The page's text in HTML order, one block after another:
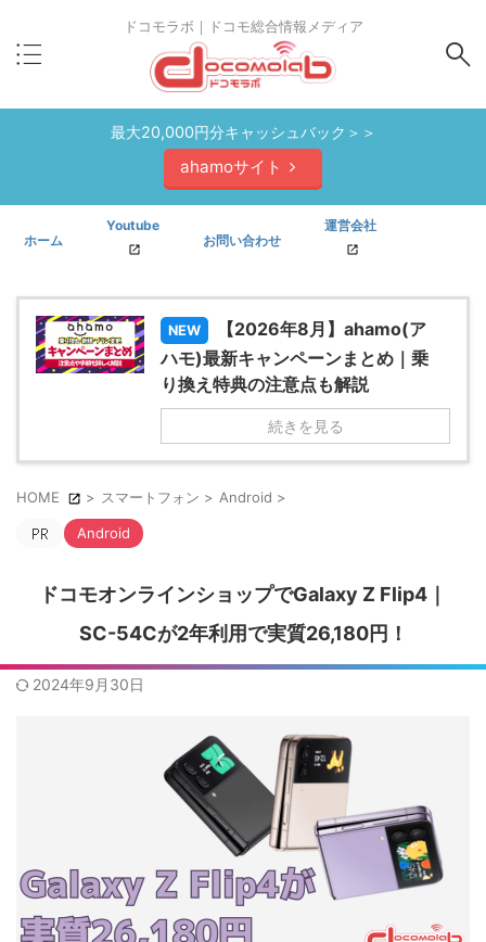
ドコモラボ｜ドコモ総合情報メディア
最大20,000円分キャッシュバック＞＞
ahamoサイト
ホーム
Youtube
お問い合わせ
運営会社
NEW
【2026年8月】ahamo(ア
ハモ)最新キャンペーンまとめ｜乗
り換え特典の注意点も解説
続きを見る
HOME > スマートフォン > Android >
Android
ドコモオンラインショップでGalaxy Z Flip4｜
SC-54Cが2年利用で実質26,180円！
2024年9月30日